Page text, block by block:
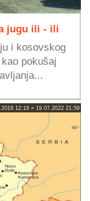
jugu ili - ili
i kosovskog
pokušaj
12:18 » 19.07.2022 21:59